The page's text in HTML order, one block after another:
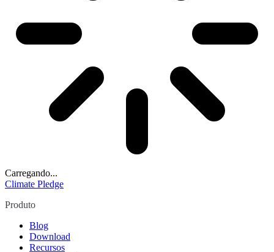
Carregando...
Climate Pledge
Produto
Blog
Download
Recursos